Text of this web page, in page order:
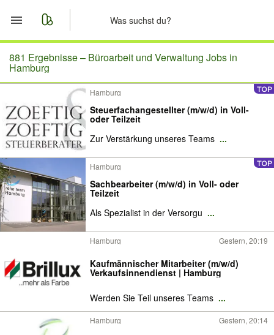
Start
Merkliste
Nachrichten
Anzeige aufgeben
881 Ergebnisse – Büroarbeit und Verwaltung Jobs in
Hamburg
Hamburg
Steuerfachangestellter (m/w/d) in Voll-
oder Teilzeit
Zur Verstärkung unseres Teams ...
Hamburg
Sachbearbeiter (m/w/d) in Voll- oder
Teilzeit
Als Spezialist in der Versorgu ...
Hamburg Gestern, 20:19
Kaufmännischer Mitarbeiter (m/w/d)
Verkaufsinnendienst | Hamburg
Werden Sie Teil unseres Teams ...
Hamburg Gestern, 20:14